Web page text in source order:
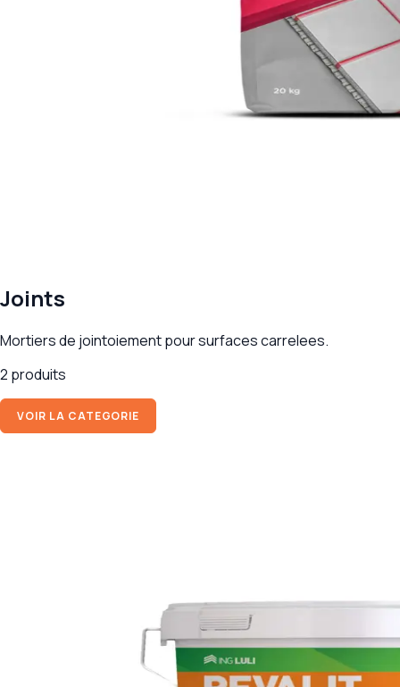
Joints
Mortiers de jointoiement pour surfaces carrelees.
2 produits
VOIR LA CATEGORIE